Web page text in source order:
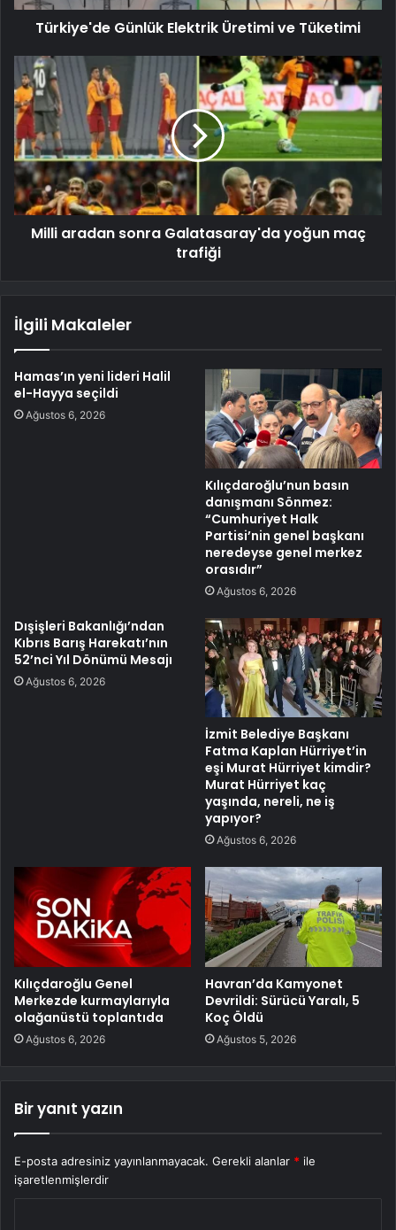
Türkiye'de Günlük Elektrik Üretimi ve Tüketimi
Milli aradan sonra Galatasaray'da yoğun maç
trafiği
İlgili Makaleler
Hamas’ın yeni lideri Halil
el-Hayya seçildi
Ağustos 6, 2026
Kılıçdaroğlu’nun basın
danışmanı Sönmez:
“Cumhuriyet Halk
Partisi’nin genel başkanı
neredeyse genel merkez
orasıdır”
Ağustos 6, 2026
Dışişleri Bakanlığı’ndan
Kıbrıs Barış Harekatı’nın
52’nci Yıl Dönümü Mesajı
Ağustos 6, 2026
İzmit Belediye Başkanı
Fatma Kaplan Hürriyet’in
eşi Murat Hürriyet kimdir?
Murat Hürriyet kaç
yaşında, nereli, ne iş
yapıyor?
Ağustos 6, 2026
Kılıçdaroğlu Genel
Merkezde kurmaylarıyla
olağanüstü toplantıda
Ağustos 6, 2026
Havran’da Kamyonet
Devrildi: Sürücü Yaralı, 5
Koç Öldü
Ağustos 5, 2026
Bir yanıt yazın
E-posta adresiniz yayınlanmayacak. Gerekli alanlar * ile
işaretlenmişlerdir